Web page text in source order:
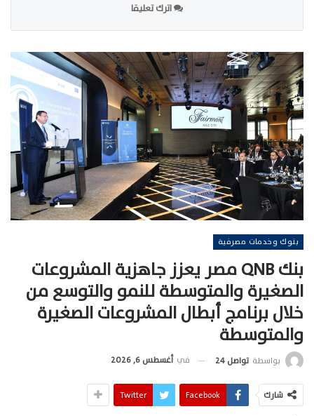
اترك تعليقا
بنوك وخدمات مصرفية
بنك QNB مصر يعزز جاهزية المشروعات
الصغيرة والمتوسطة للنمو والتوسع من
خلال برنامج أبطال المشروعات الصغيرة
والمتوسطة
بواسطة تواصل 24 في أغسطس 6, 2026
شارك Facebook
Twitter